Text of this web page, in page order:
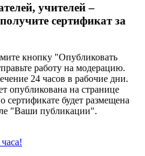
учителей –
сертификат за
кнопку "Опубликовать
работу на модерацию.
24 часов в рабочие дни.
опубликована на странице
будет размещена
"Ваши публикации".